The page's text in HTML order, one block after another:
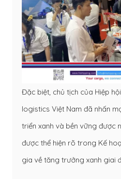
Đặc biệt, chủ tịch của Hiệp
logistics Việt Nam đã nhấn
triển xanh và bền vững được
được thể hiện rõ trong Kế
gia về tăng trưởng xanh giai